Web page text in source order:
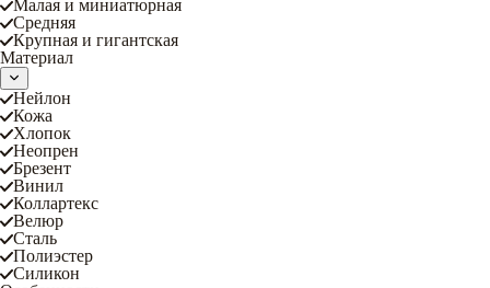
Малая и миниатюрная
Средняя
Крупная и гигантская
Материал
Нейлон
Кожа
Хлопок
Неопрен
Брезент
Винил
Коллартекс
Велюр
Сталь
Полиэстер
Силикон